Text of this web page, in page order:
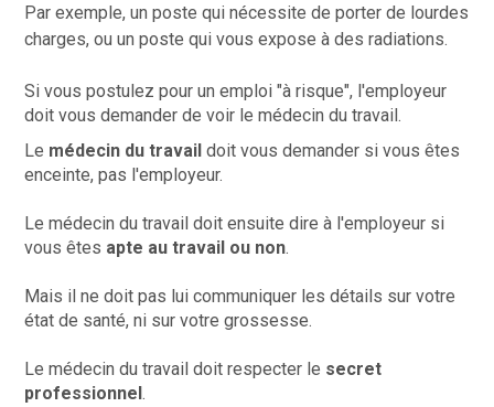
Par exemple, un poste qui nécessite de porter de lourdes
charges, ou un poste qui vous expose à des radiations.
Si vous postulez pour un emploi "à risque", l'employeur
doit vous demander de voir le médecin du travail.
Le médecin du travail doit vous demander si vous êtes
enceinte, pas l'employeur.
Le médecin du travail doit ensuite dire à l'employeur si
vous êtes apte au travail ou non.
Mais il ne doit pas lui communiquer les détails sur votre
état de santé, ni sur votre grossesse.
Le médecin du travail doit respecter le secret
professionnel.